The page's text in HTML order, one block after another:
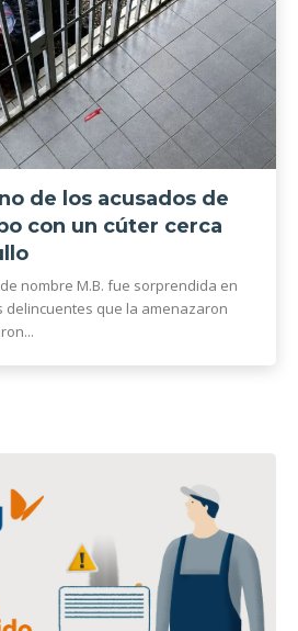
de los acusados de
con un cúter cerca
nombre M.B. fue sorprendida en
delincuentes que la amenazaron